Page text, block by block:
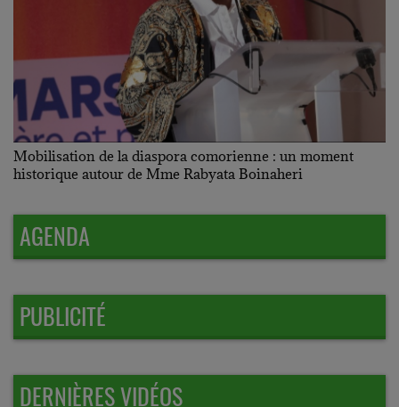
Mobilisation de la diaspora comorienne : un moment
historique autour de Mme Rabyata Boinaheri
AGENDA
PUBLICITÉ
DERNIÈRES VIDÉOS